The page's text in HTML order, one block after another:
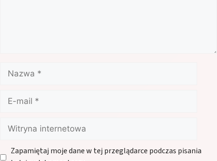
Nazwa
mail
Witryna
internetowa
Zapamiętaj moje dane w tej przeglądarce podczas pisania